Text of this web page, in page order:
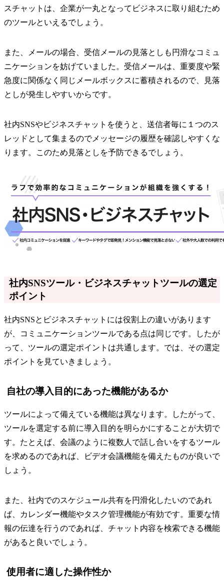
スチャットは、企業が一丸となってビジネスに取り組むため
のツールといえるでしょう。
また、メールの場合、受信メールの見落としも円滑なコミュ
ニケーションを妨げていました。受信メールは、重要度や緊
急度に関係なく同じメールボックスに蓄積されるので、見落
としが発生しやすいからです。
社内SNSやビジネスチャットを使うと、送信者毎に１つのス
レッドとして集まるのでメッセージの履歴を確認しやすくな
ります。このため見落としを予防できるでしょう。
社内SNSツール・ビジネスチャットツールの選定
ポイント
社内SNSとビジネスチャットには役割上の違いがあります
が、コミュニケーションツールである点は同じです。したが
って、ツールの選定ポイントは共通します。では、その選定
ポイントを見ていきましょう。
自社の導入目的にあった機能があるか
ツールによって備えている機能は異なります。したがって、
ツールを選定する前に導入目的を明らかにすることが大切で
す。たとえば、会議のように複数人で話し合いをするツール
を求めるのであれば、ビデオ会議機能を備えたものが良いで
しょう。
また、社内でのスケジュール共有を円滑化したいのであれ
ば、カレンダー機能やタスク管理機能が有効です。重要な情
報の伝達を行うのであれば、チャット内容を検索できる機能
があると良いでしょう。
使用者に適した操作性か